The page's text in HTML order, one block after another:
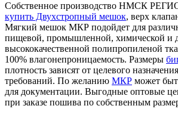
Собственное производство НМСК
купить Двухстропный мешок, верх
Мягкий мешок МКР подойдет для
пищевой, промышленной, химической и
высококачественной полипропиленой
100% влагонепроницаемость. Размеры
плотность зависят от целевого
требований. По желанию МКР может
для документации. Выгодные оптовые
при заказе пошива по собственным